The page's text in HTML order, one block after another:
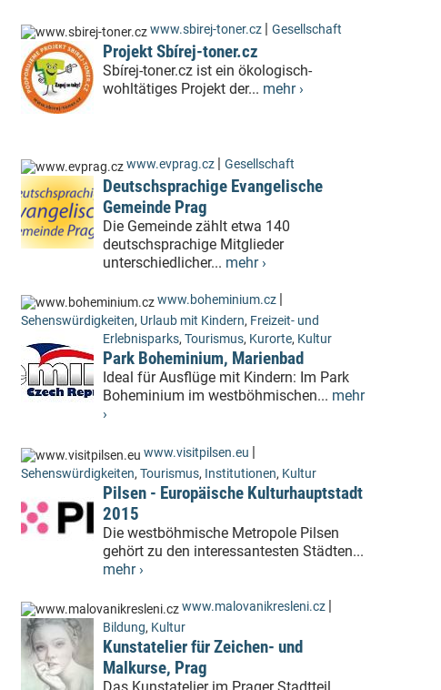
www.sbirej-toner.cz | Gesellschaft
Projekt Sbírej-toner.cz
Sbírej-toner.cz ist ein ökologisch-
wohltätiges Projekt der... mehr ›
www.evprag.cz | Gesellschaft
Deutschsprachige Evangelische
Gemeinde Prag
Die Gemeinde zählt etwa 140
deutschsprachige Mitglieder
unterschiedlicher... mehr ›
www.boheminium.cz |
Sehenswürdigkeiten, Urlaub mit Kindern, Freizeit- und
Erlebnisparks, Tourismus, Kurorte, Kultur
Park Boheminium, Marienbad
Ideal für Ausflüge mit Kindern: Im Park
Boheminium im westböhmischen... mehr
›
www.visitpilsen.eu |
Sehenswürdigkeiten, Tourismus, Institutionen, Kultur
Pilsen - Europäische Kulturhauptstadt
2015
Die westböhmische Metropole Pilsen
gehört zu den interessantesten Städten...
mehr ›
www.malovanikresleni.cz |
Bildung, Kultur
Kunstatelier für Zeichen- und
Malkurse, Prag